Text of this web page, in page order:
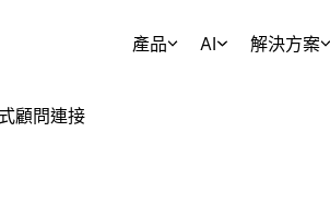
產品 AI 解決方案
顧問連接